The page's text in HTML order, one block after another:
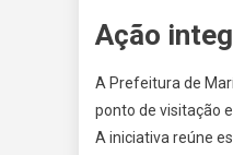
Ação
A Prefeitura de
ponto de visitação
A iniciativa reúne